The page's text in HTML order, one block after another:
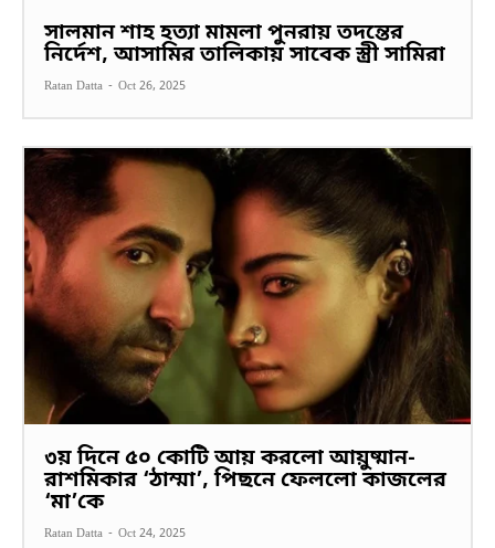
সালমান শাহ হত্যা মামলা পুনরায় তদন্তের
নির্দেশ, আসামির তালিকায় সাবেক স্ত্রী সামিরা
Ratan Datta - Oct 26, 2025
৩য় দিনে ৫০ কোটি আয় করলো আয়ুষ্মান-
রাশমিকার ‘ঠাম্মা’, পিছনে ফেললো কাজলের
‘মা’কে
Ratan Datta - Oct 24, 2025